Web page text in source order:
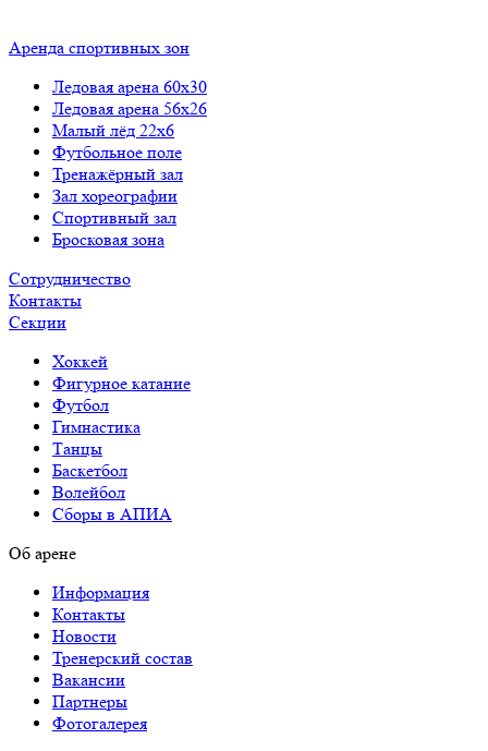
Аренда спортивных зон
Ледовая арена 60x30
Ледовая арена 56x26
Малый лёд 22x6
Футбольное поле
Тренажёрный зал
Зал хореографии
Спортивный зал
Бросковая зона
Сотрудничество
Контакты
Cекции
Хоккей
Фигурное катание
Футбол
Гимнастика
Танцы
Баскетбол
Волейбол
Сборы в АПИА
Об арене
Информация
Контакты
Новости
Тренерский состав
Вакансии
Партнеры
Фотогалерея